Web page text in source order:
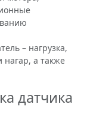
– нагрузка,
нагар, а также
датчика